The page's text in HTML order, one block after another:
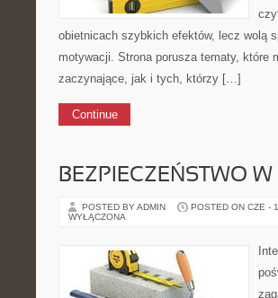
obietnicach szybkich efektów, lecz wolą
motywacji. Strona porusza tematy, które
zaczynające, jak i tych, którzy […]
Continue
BEZPIECZEŃSTWO W
POSTED BY ADMIN POSTED ON CZE -
WYŁĄCZONA